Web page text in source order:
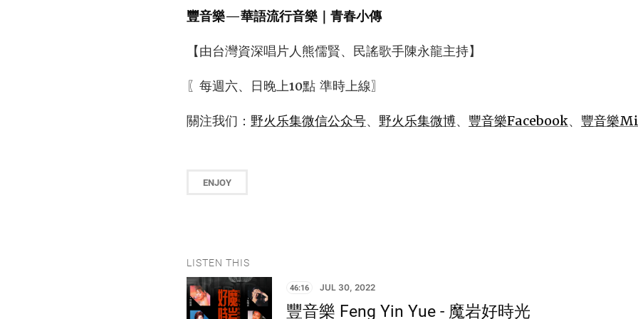
豐音樂—華語流行音樂｜青春小傳
【由台灣資深唱片人熊儒賢、民謠歌手陳永龍主持】
〖每週六、日晚上10點 準時上線〗
關注我们： 野火乐集微信公众号、 野火乐集微博、 豐音樂Facebook、 豐音樂
ENJOY
LISTEN THIS
46:16 JUL 30, 2022
豐音樂 Feng Yin Yue - 魔岩好時光